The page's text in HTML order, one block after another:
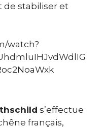
stabiliser et
watch?
s’effectue
français,